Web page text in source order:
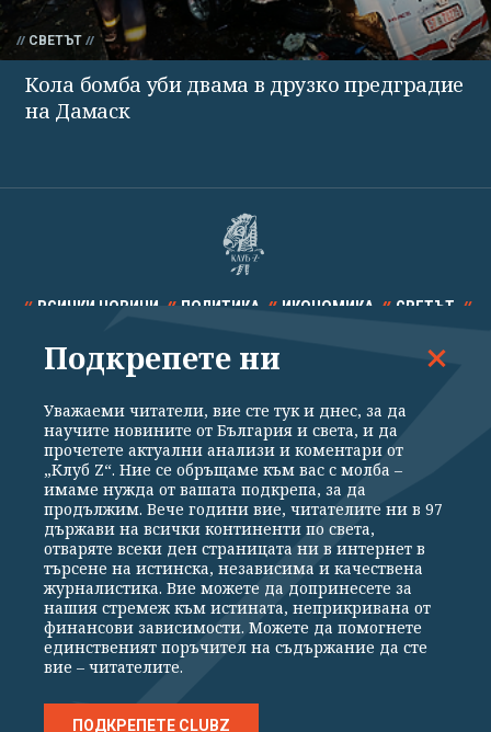
СВЕТЪТ
Кола бомба уби двама в друзко предградие
на Дамаск
ВСИЧКИ НОВИНИ ПОЛИТИКА ИКОНОМИКА СВЕТЪТ
СПОРТ КУЛТУРА ТЕХНОЛОГИИ КАЛЕЙДОСКОП
Общи условия
Политика за поверителност
Реклама
Партньори Контакти
За Клуб Z
Екип
Подкрепете ни
Издател на www.clubz.bg е „Клуб Зебра Медия“ ЕООД, София, ул. "Алеко
Константинов" 3. Всички права запазени 2026 „Клуб Зебра Медия“
Препечатването на материали, снимки и видео от www.clubz.bg без
разрешение ще бъде преследвано по съдебен път, съгласно
Подкрепете ни
Уважаеми читатели, вие сте тук и днес, за да
научите новините от България и света, и да
прочетете актуални анализи и коментари от
„Клуб Z“. Ние се обръщаме към вас с молба –
имаме нужда от вашата подкрепа, за да
продължим. Вече години вие, читателите ни в 97
държави на всички континенти по света,
отваряте всеки ден страницата ни в интернет в
търсене на истинска, независима и качествена
журналистика. Вие можете да допринесете за
нашия стремеж към истината, неприкривана от
финансови зависимости. Можете да помогнете
единственият поръчител на съдържание да сте
вие – читателите.
ПОДКРЕПЕТЕ CLUBZ